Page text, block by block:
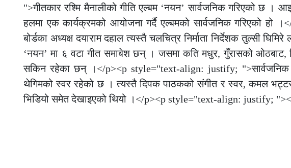
">गीतकार रश्मि मैनालीको गीति एल्बम ‘नयन’ सार्वजनिक गरिएको छ ।
हलमा एक कार्यक्रमको आयोजना गर्दै एल्बमको सार्वजनिक गरिएको
बोर्डका अध्यक्ष दयाराम दहाल त्यस्तै चलचित्र निर्माता निर्देशक तुल्सी
‘नयन’ मा ६ वटा गीत समाबेश छन् । जसमा कति मधुर, गुँरासको ओठबाट,
सकिन रहेका छन् ।</p><p style="text-align: justify; ">सार्वजनिक
थेगिमको स्वर रहेको छ । त्यस्तै दिपक पाठकको संगीत र स्वर, कमल
भिडियो समेत देखाइएको थियो ।</p><p style="text-align: justify;